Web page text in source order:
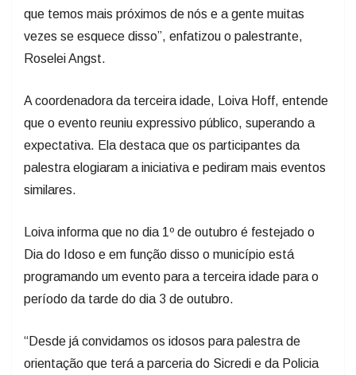
que temos mais próximos de nós e a gente muitas
vezes se esquece disso”, enfatizou o palestrante,
Roselei Angst.
A coordenadora da terceira idade, Loiva Hoff, entende
que o evento reuniu expressivo público, superando a
expectativa. Ela destaca que os participantes da
palestra elogiaram a iniciativa e pediram mais eventos
similares.
Loiva informa que no dia 1º de outubro é festejado o
Dia do Idoso e em função disso o município está
programando um evento para a terceira idade para o
período da tarde do dia 3 de outubro.
“Desde já convidamos os idosos para palestra de
orientação que terá a parceria do Sicredi e da Policia